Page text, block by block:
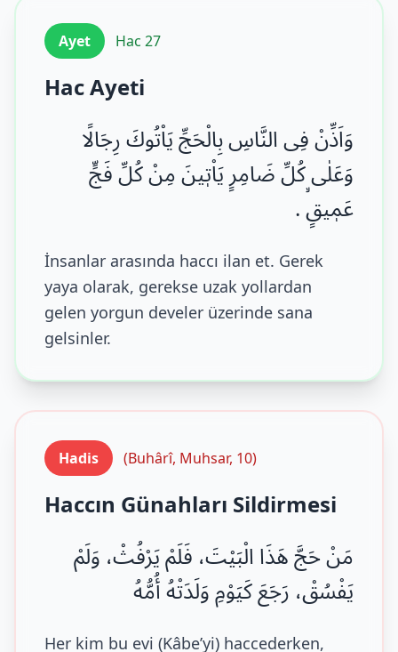
Ayet Hac 27
Hac Ayeti
وَاَذِّنْ فِی النَّاسِ بِالْحَجِّ یَاْتُوكَ رِجَالًا
وَعَلٰى كُلِّ ضَامِرٍ یَاْتٖینَ مِنْ كُلِّ فَجٍّ
عَمٖیقٍۙ .
İnsanlar arasında haccı ilan et. Gerek
yaya olarak, gerekse uzak yollardan
gelen yorgun develer üzerinde sana
gelsinler.
Hadis (Buhârî, Muhsar, 10)
Haccın Günahları Sildirmesi
مَنْ حَجَّ هَذَا الْبَيْتَ، فَلَمْ يَرْفُثْ، وَلَمْ
يَفْسُقْ، رَجَعَ كَيَوْمِ وَلَدَتْهُ أُمُّهُ
Her kim bu evi (Kâbe’yi) haccederken,